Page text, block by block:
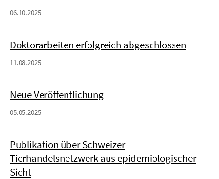
06.10.2025
Doktorarbeiten erfolgreich abgeschlossen
11.08.2025
Neue Veröffentlichung
05.05.2025
Publikation über Schweizer
Tierhandelsnetzwerk aus epidemiologischer
Sicht